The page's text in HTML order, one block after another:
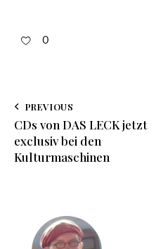
0
PREVIOUS
CDs von DAS LECK jetzt
exclusiv bei den
Kulturmaschinen